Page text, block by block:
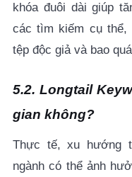
khóa đuôi dài giúp
các tìm kiếm cụ thể,
tệp độc giả và bao
5.2. Longtail
gian không?
Thực tế, xu hướng
ngành có thể ảnh